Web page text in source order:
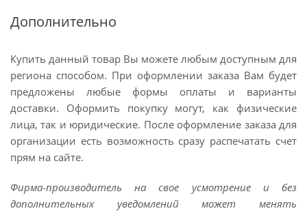
Дополнительно
Купить данный товар Вы можете любым доступным для
региона способом. При оформлении заказа Вам будет
предложены любые формы оплаты и варианты
доставки. Оформить покупку могут, как физические
лица, так и юридические. После оформление заказа для
организации есть возможность сразу распечатать счет
прям на сайте.
Фирма-производитель на свое усмотрение и без
дополнительных уведомлений может менять